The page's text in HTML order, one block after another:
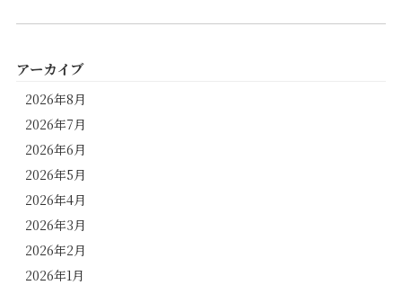
アーカイブ
2026年8月
2026年7月
2026年6月
2026年5月
2026年4月
2026年3月
2026年2月
2026年1月